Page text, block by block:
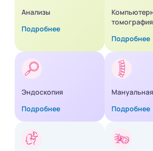
Анализы
Подробнее
Подробнее
Эндоскопия
Подробнее
Подробнее